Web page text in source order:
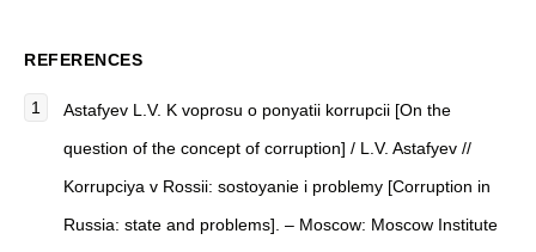
REFERENCES
Astafyev L.V. K voprosu o ponyatii korrupcii [On the
question of the concept of corruption] / L.V. Astafyev //
Korrupciya v Rossii: sostoyanie i problemy [Corruption in
Russia: state and problems]. – Moscow: Moscow Institute